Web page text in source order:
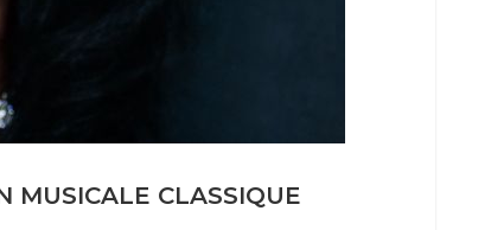
MUSICALE CLASSIQUE